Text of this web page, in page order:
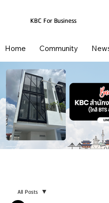
KBC For Business
Home Community
All Posts